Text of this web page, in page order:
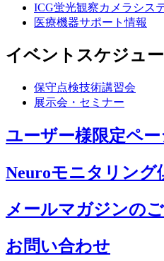
ICG蛍光観察カメラシス
医療機器サポート情報
イベントスケジュ
保守点検技術講習会
展示会・セミナー
ユーザー様限定ペー
Neuroモニタリング
メールマガジンの
お問い合わせ